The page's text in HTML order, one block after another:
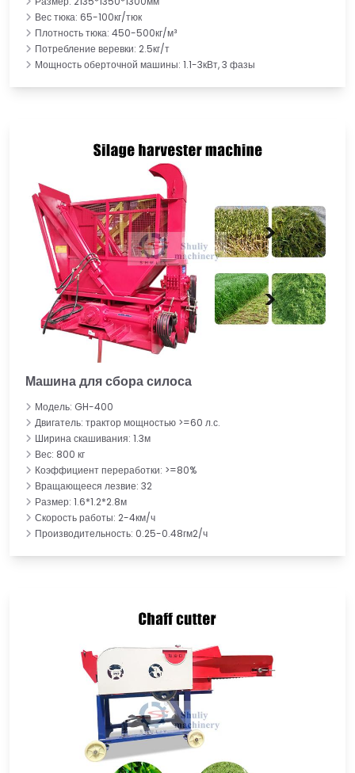
Вес тюка: 65-100кг/тюк
Плотность тюка: 450-500кг/м³
Потребление веревки: 2.5кг/т
Мощность оберточной машины: 1.1-3кВт, 3 фазы
Машина для сбора силоса
Модель: GH-400
Двигатель: трактор мощностью >=60 л.с.
Ширина скашивания: 1.3м
Вес: 800 кг
Коэффициент переработки: >=80%
Вращающееся лезвие: 32
Размер: 1.6*1.2*2.8м
Скорость работы: 2-4км/ч
Производительность: 0.25-0.48гм2/ч